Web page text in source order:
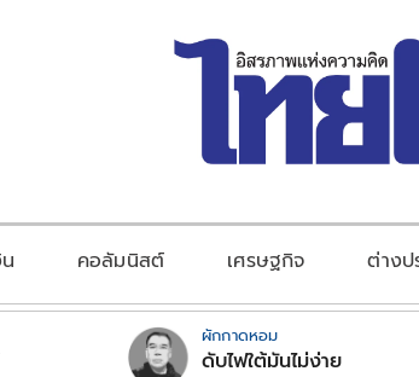
คอลัมนิสต์ เศรษฐกิจ ต่างป
ผักกาดหอม
ดับไฟใต้มันไม่ง่าย